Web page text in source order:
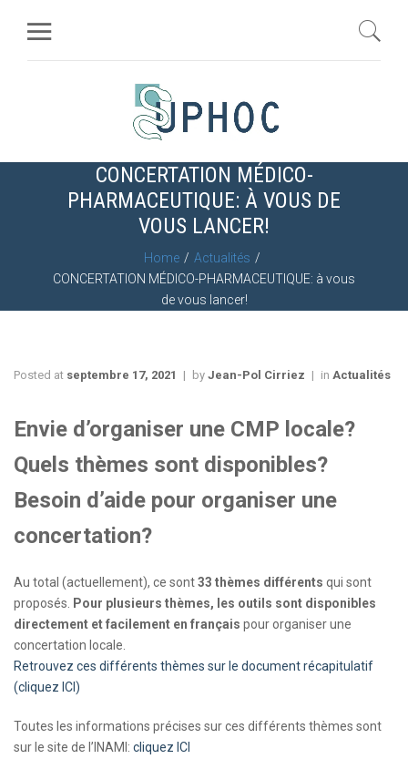
CONCERTATION MÉDICO-
PHARMACEUTIQUE: À VOUS DE
VOUS LANCER!
Home
Actualités
CONCERTATION MÉDICO-PHARMACEUTIQUE: à vous
de vous lancer!
Posted at septembre 17, 2021 by Jean-Pol Cirriez in Actualités
Envie d’organiser une CMP locale?
Quels thèmes sont disponibles?
Besoin d’aide pour organiser une
concertation?
Au total (actuellement), ce sont33 thèmes différents qui sont
proposés.
Pour plusieurs thèmes, les outils sont disponibles
directement et facilement en français pour organiser une
concertation locale.
Retrouvez ces différents thèmes sur le document récapitulatif
(cliquez ICI)
Toutes les informations précises sur ces différents thèmes sont
sur le site de l’INAMI: cliquez ICI